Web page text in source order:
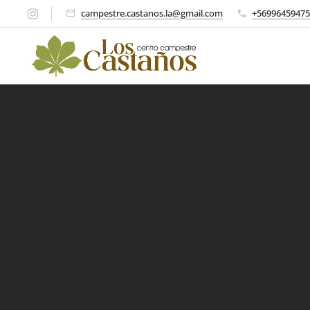
campestre.castanos.la@gmail.com +56996459475